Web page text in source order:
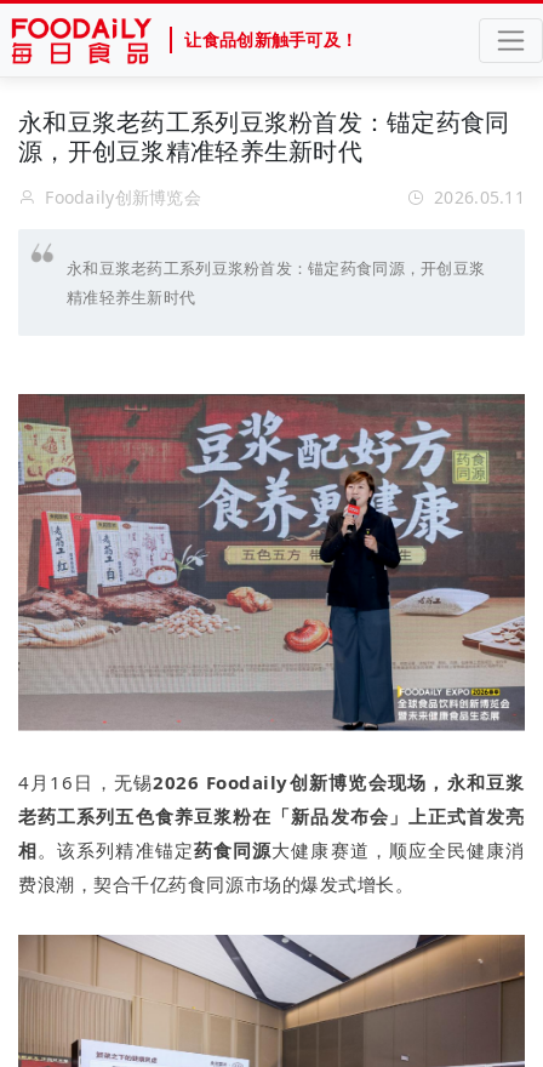
让食品创新触手可及！
永和豆浆老药工系列豆浆粉首发：锚定药食同
源，开创豆浆精准轻养生新时代
Foodaily创新博览会 2026.05.11
永和豆浆老药工系列豆浆粉首发：锚定药食同源，开创豆浆
精准轻养生新时代
4月16日，无锡2026 Foodaily创新博览会现场，永和豆浆
老药工系列五色食养豆浆粉在「新品发布会」上正式首发亮
相。该系列精准锚定药食同源大健康赛道，顺应全民健康消
费浪潮，契合千亿药食同源市场的爆发式增长。